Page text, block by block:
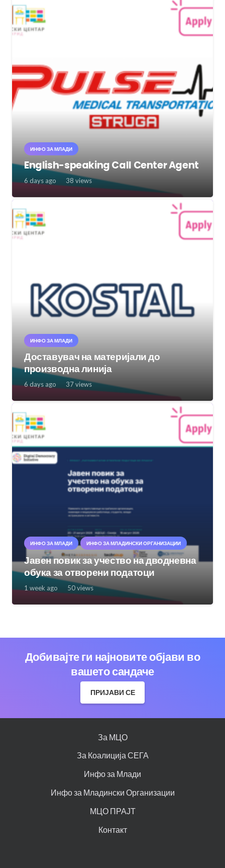
ИНФО ЗА МЛАДИ
English-speaking Call Center Agent
6 days ago 38 views
ИНФО ЗА МЛАДИ
Доставувач на материјали до
производна линија
6 days ago 37views
ИНФО ЗА МЛАДИ ИНФО ЗА МЛАДИНСКИ ОРГАНИЗАЦИИ
Јавен повик за учество на дводневна
обука за отворени податоци
1 week ago 50views
Добивајте ги најновите објави во
вашето сандаче
ПРИЈАВИ СЕ
За МЦО
За Коалиција СЕГА
Инфо за Млади
Инфо за Младински Организации
МЦО ПРАЈТ
Контакт